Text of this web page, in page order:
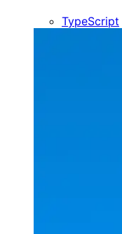
TypeScript